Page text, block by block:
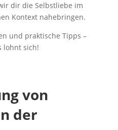
dir die Selbstliebe im
Kontext nahebringen.
und praktische Tipps –
lohnt sich!
von
der